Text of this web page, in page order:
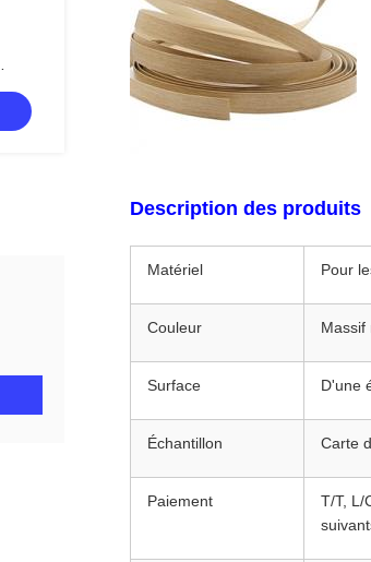
Description des produits
Matériel Pour
Couleur Massif
Surface D'une
Échantillon Carte
Paiement
T/T, L/